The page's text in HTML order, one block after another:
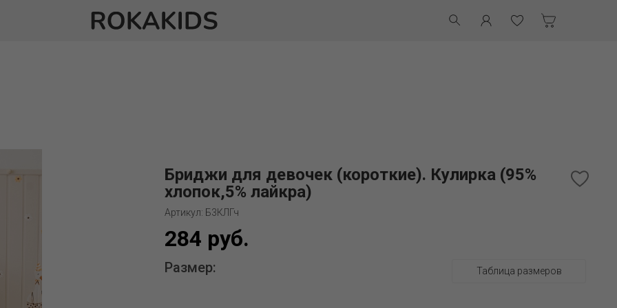
Бриджи для девочек (короткие). Кулирка (95%
хлопок,5% лайкра)
Артикул: Б3КЛГч
284 руб.
Размер: Таблица размеров